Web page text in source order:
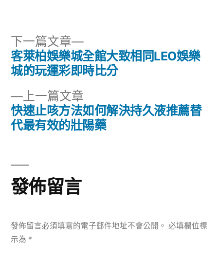
文
導
覽
上一篇文章
一
篇
快速止咳方法如何解決持久液推薦替
代最有效的壯陽藥
下一篇文章
下
一
篇
客萊柏娛樂城全館大致相同LEO娛樂
城的玩運彩即時比分
發佈留言
發佈留言必須填寫的電子郵件地址不會公開。 必填欄位標
示為 *